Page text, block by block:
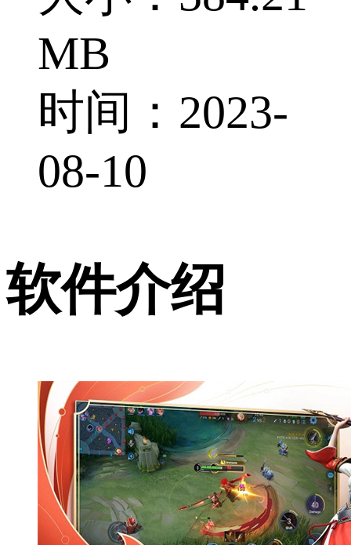
MB
时间：2023-
08-10
软件介绍